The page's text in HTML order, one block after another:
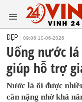
ĐẸP 09:06 10-06-2026
Uống nước
giúp hỗ trợ
Nước lá ổi được
cân nặng nhờ khả